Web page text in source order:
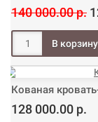
140 000.00 р.
Кованая
128 000.00 р.